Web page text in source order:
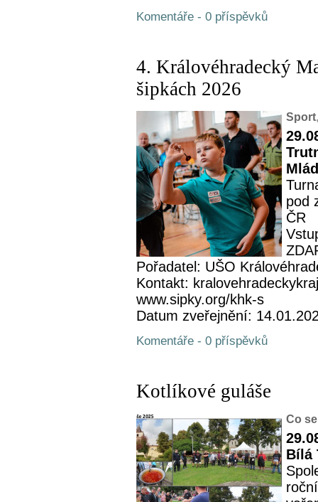
Komentáře - 0 příspěvků
4. Královéhradecký
šipkách 2026
Sport
pod
ČR
Pořadatel: UŠO
Kontakt:
www.sipky.org/khk-s
Datum zveřejnění:
Komentáře - 0 příspěvků
Kotlíkové guláše
Co
Bílá